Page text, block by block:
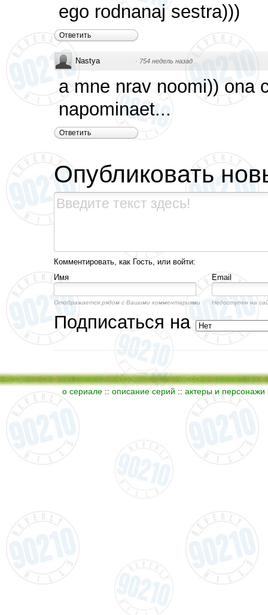
ego rodnanaj sestra)))
Ответить
Nastya · 754 недель назад
a mne nrav noomi)) ona
napominaet...
Ответить
Опубликовать
Комментировать, как Гость, или войти:
Имя
Email
Отображается рядом с Вашими комментариями Недоступен на
Подписаться на
о сериале:: описание серий :: актеры и персонажи